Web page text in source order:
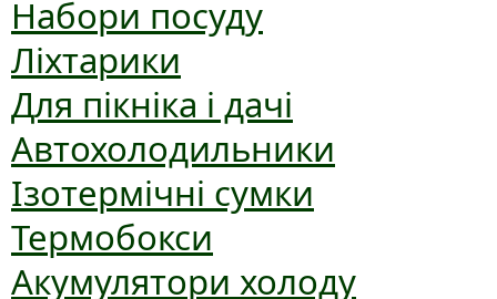
Набори посуду
Ліхтарики
Для пікніка і дачі
Автохолодильники
Ізотермічні сумки
Термобокси
Акумулятори холоду